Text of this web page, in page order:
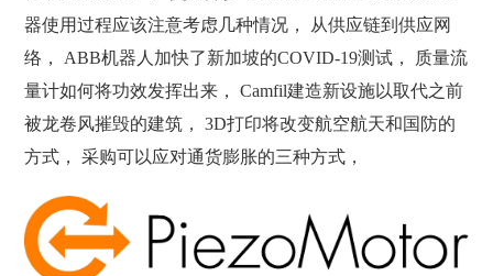
器使用过程应该注意考虑几种情况， 从供应链到供应网
络， ABB机器人加快了新加坡的COVID-19测试， 质量流
量计如何将功效发挥出来， Camfil建造新设施以取代之前
被龙卷风摧毁的建筑， 3D打印将改变航空航天和国防的
方式， 采购可以应对通货膨胀的三种方式，